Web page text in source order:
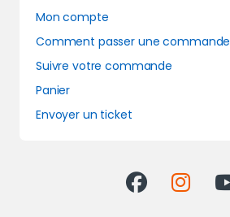
Mon compte
Comment passer une commande
Suivre votre commande
Panier
Envoyer un ticket